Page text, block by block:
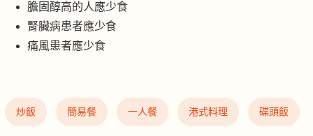
膽固醇高的人應少食
腎臟病患者應少食
痛風患者應少食
炒飯 簡易餐 一人餐 港式料理 碟頭飯